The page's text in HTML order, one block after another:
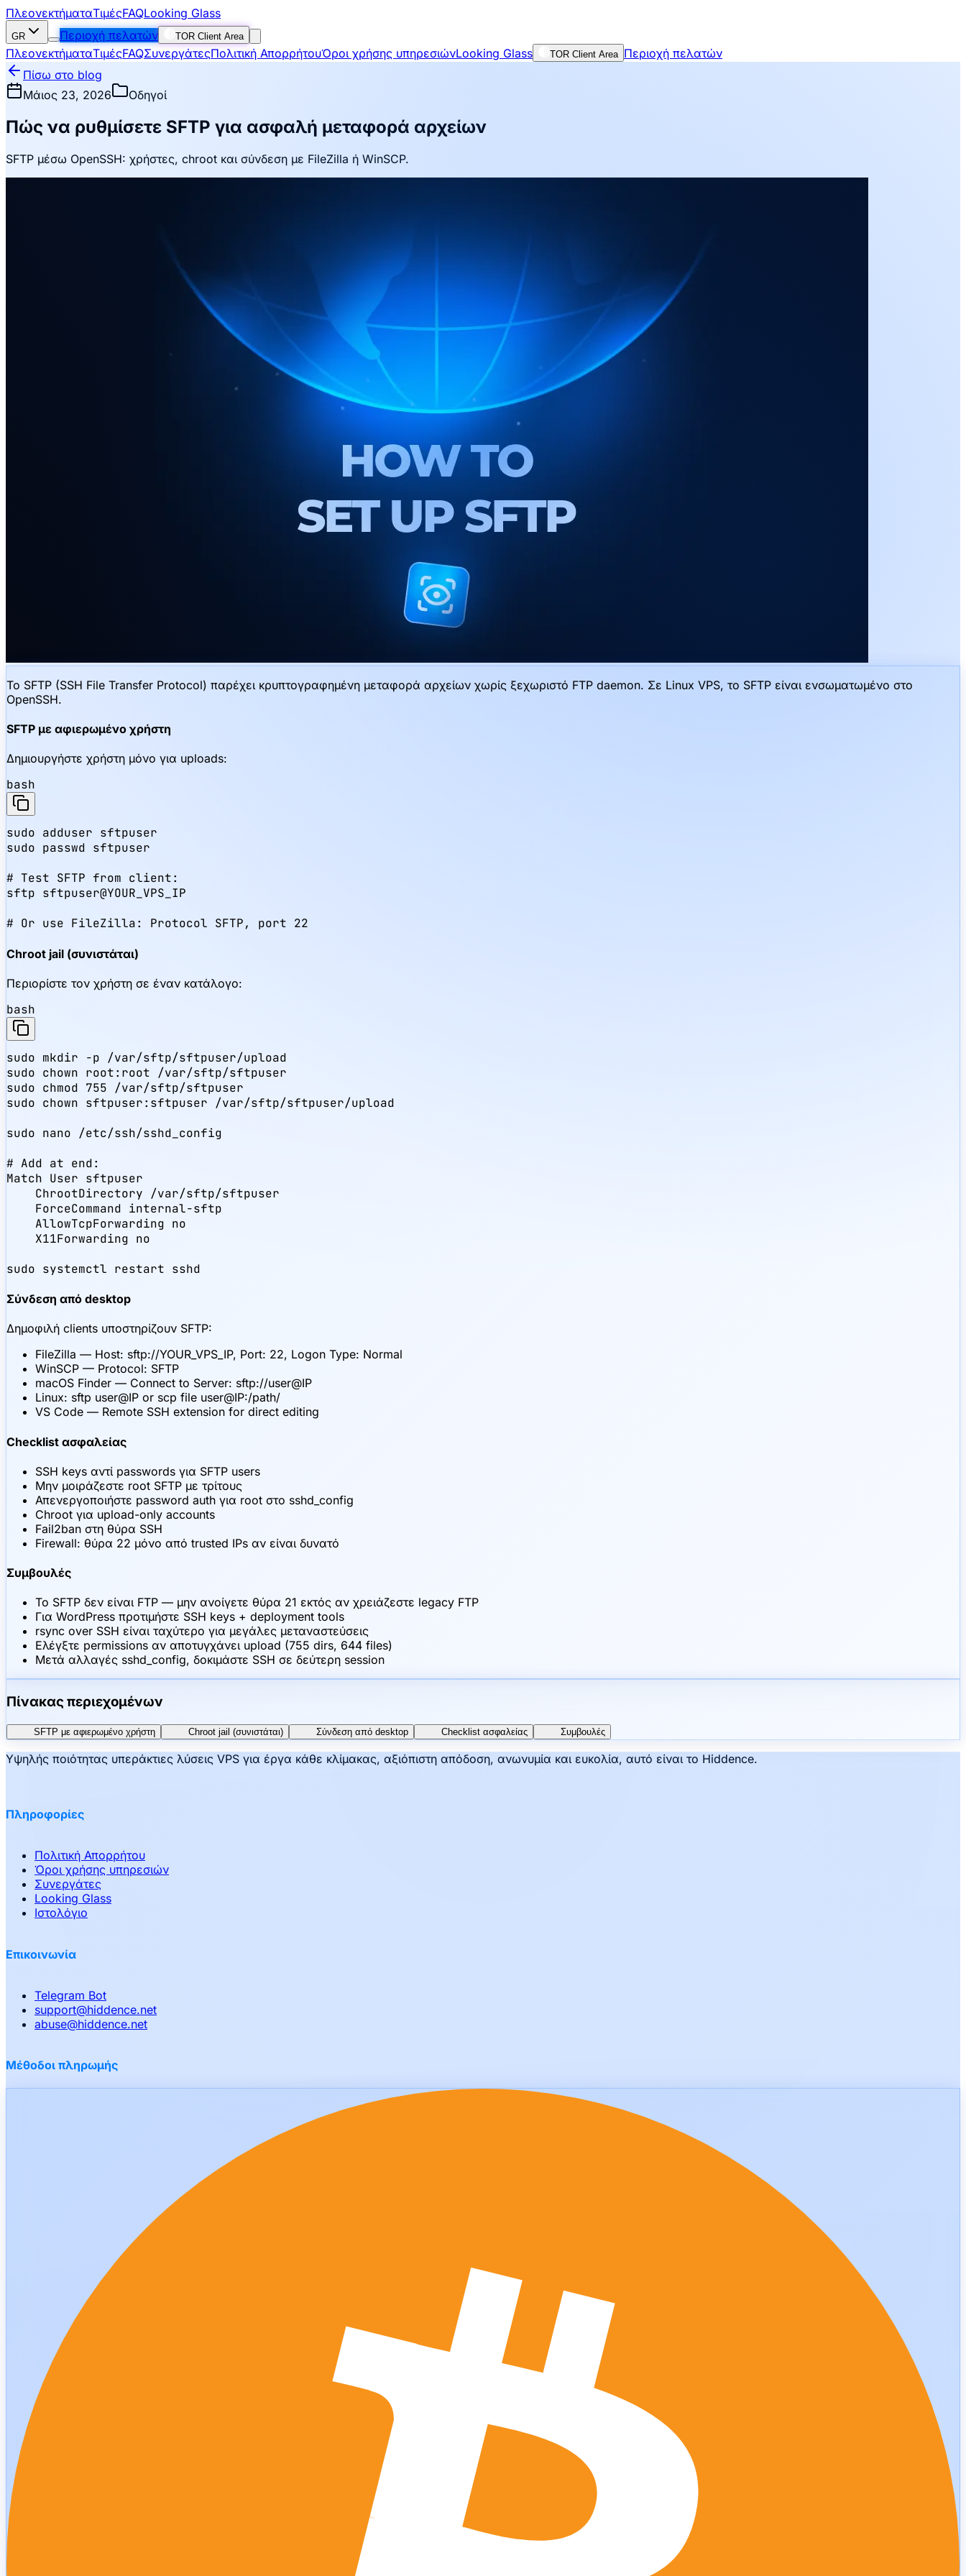
ΠλεονεκτήματαΤιμέςFAQLooking Glass
GR Περιοχή πελατών TOR Client Area
ΠλεονεκτήματαΤιμέςFAQΣυνεργάτεςΠολιτική ΑπορρήτουΌροι χρήσης υπηρεσιώνLooking Glass TOR Client Area Περιοχή πελατών
Πίσω στο blog
Μάιος 23, 2026
Οδηγοί
Πώς να ρυθμίσετε SFTP για ασφαλή μεταφορά αρχείων
SFTP μέσω OpenSSH: χρήστες, chroot και σύνδεση με FileZilla ή WinSCP.
Το SFTP (SSH File Transfer Protocol) παρέχει κρυπτογραφημένη μεταφορά αρχείων χωρίς ξεχωριστό FTP daemon. Σε Linux VPS, το SFTP είναι ενσωματωμένο στο
OpenSSH.
SFTP με αφιερωμένο χρήστη
Δημιουργήστε χρήστη μόνο για uploads:
bash
sudo adduser sftpuser
sudo passwd sftpuser
# Test SFTP from client:
sftp sftpuser@YOUR_VPS_IP
# Or use FileZilla: Protocol SFTP, port 22
Chroot jail (συνιστάται)
Περιορίστε τον χρήστη σε έναν κατάλογο:
bash
sudo mkdir -p /var/sftp/sftpuser/upload
sudo chown root:root /var/sftp/sftpuser
sudo chmod 755 /var/sftp/sftpuser
sudo chown sftpuser:sftpuser /var/sftp/sftpuser/upload
sudo nano /etc/ssh/sshd_config
# Add at end:
Match User sftpuser
    ChrootDirectory /var/sftp/sftpuser
    ForceCommand internal-sftp
    AllowTcpForwarding no
    X11Forwarding no
sudo systemctl restart sshd
Σύνδεση από desktop
Δημοφιλή clients υποστηρίζουν SFTP:
FileZilla — Host: sftp://YOUR_VPS_IP, Port: 22, Logon Type: Normal
WinSCP — Protocol: SFTP
macOS Finder — Connect to Server: sftp://user@IP
Linux: sftp user@IP or scp file user@IP:/path/
VS Code — Remote SSH extension for direct editing
Checklist ασφαλείας
SSH keys αντί passwords για SFTP users
Μην μοιράζεστε root SFTP με τρίτους
Απενεργοποιήστε password auth για root στο sshd_config
Chroot για upload-only accounts
Fail2ban στη θύρα SSH
Firewall: θύρα 22 μόνο από trusted IPs αν είναι δυνατό
Συμβουλές
Το SFTP δεν είναι FTP — μην ανοίγετε θύρα 21 εκτός αν χρειάζεστε legacy FTP
Για WordPress προτιμήστε SSH keys + deployment tools
rsync over SSH είναι ταχύτερο για μεγάλες μεταναστεύσεις
Ελέγξτε permissions αν αποτυγχάνει upload (755 dirs, 644 files)
Μετά αλλαγές sshd_config, δοκιμάστε SSH σε δεύτερη session
Πίνακας περιεχομένων
SFTP με αφιερωμένο χρήστη Chroot jail (συνιστάται) Σύνδεση από desktop Checklist ασφαλείας Συμβουλές
Υψηλής ποιότητας υπεράκτιες λύσεις VPS για έργα κάθε κλίμακας, αξιόπιστη απόδοση, ανωνυμία και ευκολία, αυτό είναι το Hiddence.
Πληροφορίες
Πολιτική Απορρήτου
Όροι χρήσης υπηρεσιών
Συνεργάτες
Looking Glass
Ιστολόγιο
Επικοινωνία
Telegram Bot
support@hiddence.net
abuse@hiddence.net
Μέθοδοι πληρωμής